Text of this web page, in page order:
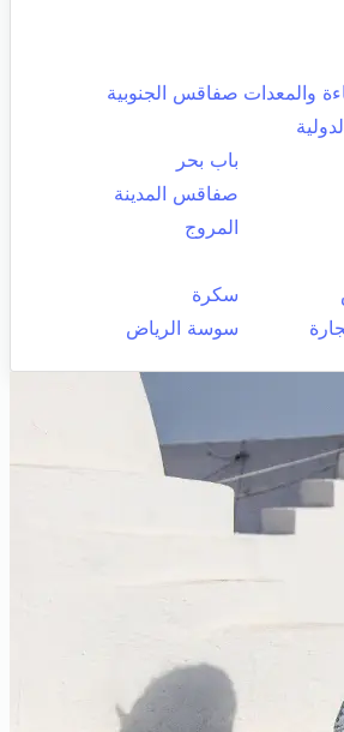
والمعدات صفاقس الجنوبية
باب بحر
صفاقس المدينة
المروج
سكرة
سوسة الرياض